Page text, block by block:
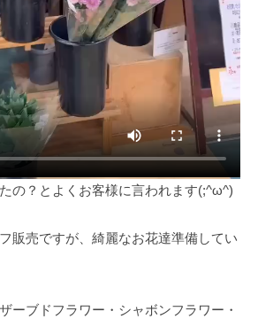
の？とよくお客様に言われます(;^ω^)
販売ですが、綺麗なお花達準備してい
ーブドフラワー・シャボンフラワー・